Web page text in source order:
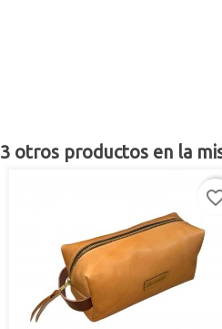
3 otros productos en la